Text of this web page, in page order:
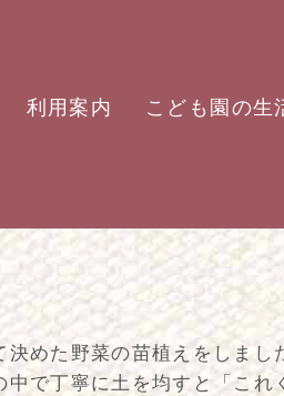
利用案内 こども園の生
めた野菜の苗植えをしまし
で丁寧に土を均すと「こ